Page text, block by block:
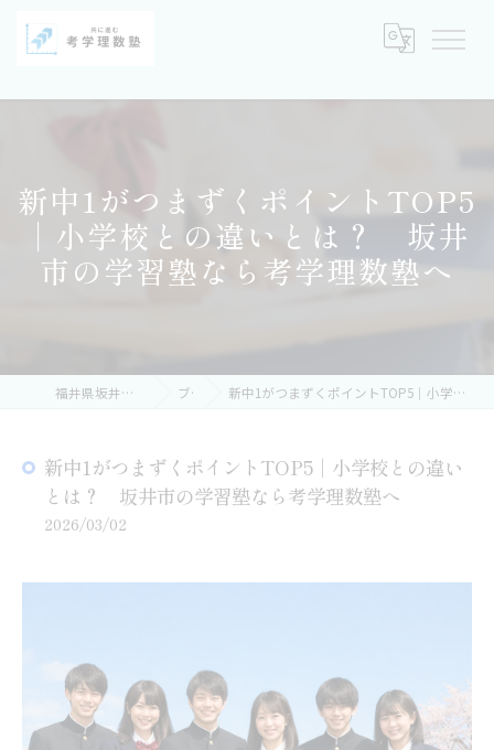
新中1がつまずくポイントTOP5
｜小学校との違いとは？ 坂井
市の学習塾なら考学理数塾へ
福井県坂井市の塾なら考学理数塾 ブログ 新中1がつまずくポイントTOP5｜小学校との違いとは？ 坂井市の学習塾なら考学理数塾へ
新中1がつまずくポイントTOP5｜小学校との違い
とは？ 坂井市の学習塾なら考学理数塾へ
2026/03/02